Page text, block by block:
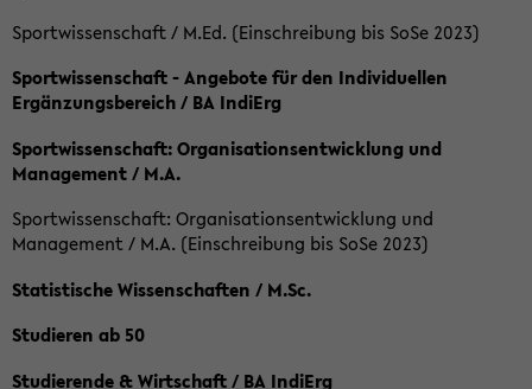
Sportwissenschaft / M.Ed. (Einschreibung bis SoSe 2023)
Sportwissenschaft - Angebote für den Individuellen
Ergänzungsbereich / BA IndiErg
Sportwissenschaft: Organisationsentwicklung und
Management / M.A.
Sportwissenschaft: Organisationsentwicklung und
Management / M.A. (Einschreibung bis SoSe 2023)
Statistische Wissenschaften / M.Sc.
Studieren ab 50
Studierende & Wirtschaft / BA IndiErg